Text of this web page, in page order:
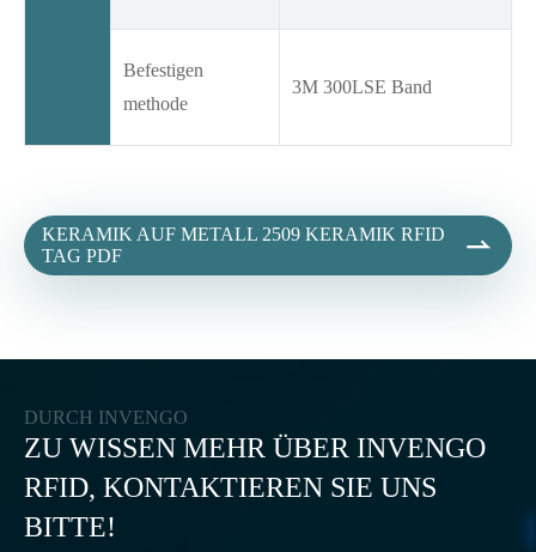
Befestigen
methode
3M 300LSE Band
KERAMIK AUF METALL 2509 KERAMIK RFID
TAG PDF

DURCH INVENGO
ZU WISSEN MEHR ÜBER INVENGO
RFID, KONTAKTIEREN SIE UNS
BITTE!